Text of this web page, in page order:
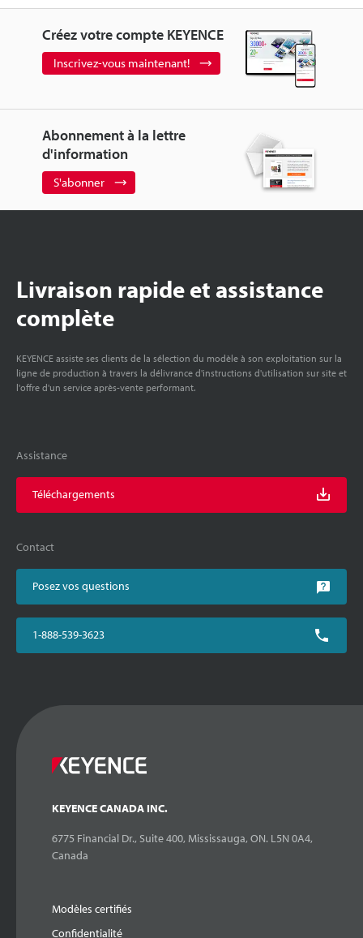
Créez votre compte KEYENCE
Inscrivez-vous maintenant!
Abonnement à la lettre
d'information
S'abonner
Livraison rapide et assistance
complète
KEYENCE assiste ses clients de la sélection du modèle à son exploitation sur la
ligne de production à travers la délivrance d'instructions d'utilisation sur site et
l'offre d'un service après-vente performant.
Assistance
Téléchargements
Contact
Posez vos questions
1-888-539-3623
KEYENCE CANADA INC.
6775 Financial Dr., Suite 400, Mississauga, ON. L5N 0A4,
Canada
Modèles certifiés
Confidentialité